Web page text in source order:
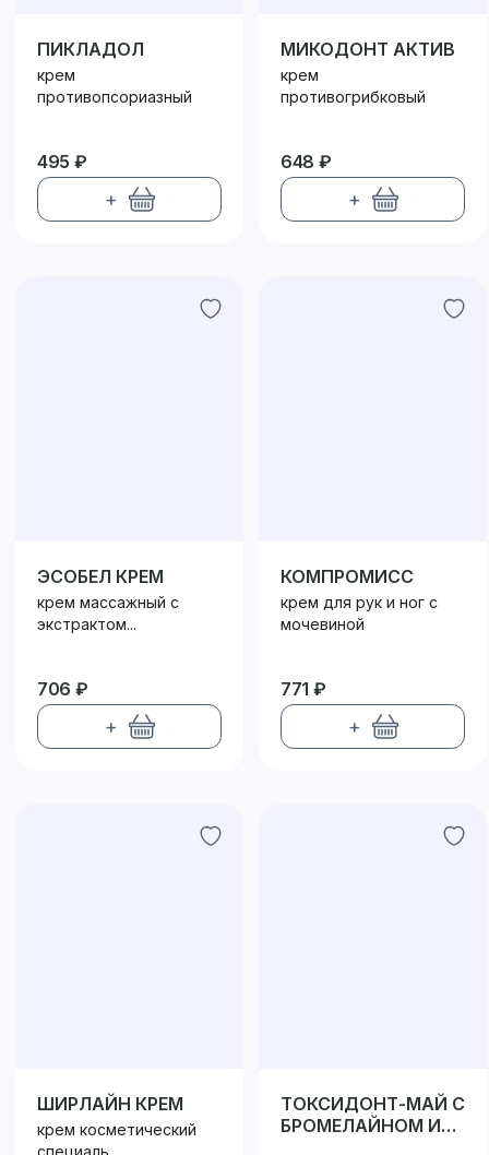
ПИКЛАДОЛ
крем
противопсориазный
495 ₽
+
МИКОДОНТ АКТИВ
крем
противогрибковый
648 ₽
+
ЭСОБЕЛ КРЕМ
крем массажный с
экстрактом...
706 ₽
+
КОМПРОМИСС
крем для рук и ног с
мочевиной
771 ₽
+
ШИРЛАЙН КРЕМ
крем косметический
специаль...
ТОКСИДОНТ-МАЙ С
БРОМЕЛАЙНОМ И